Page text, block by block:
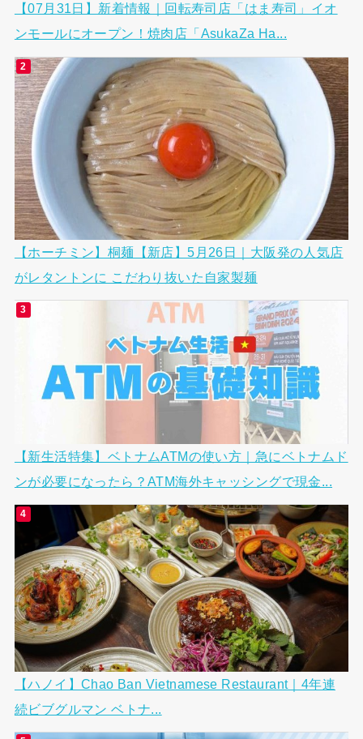
【07月31日】新着情報｜回転寿司店「はま寿司」イオ
ンモールにオープン！焼肉店「AsukaZa Ha...
【ホーチミン】桐麺【新店】5月26日｜大阪発の人気店
がレタントンに こだわり抜いた自家製麺
【新生活特集】ベトナムATMの使い方｜急にベトナムド
ンが必要になったら？ATM海外キャッシングで現金...
【ハノイ】Chao Ban Vietnamese Restaurant｜4年連
続ビブグルマン ベトナ...